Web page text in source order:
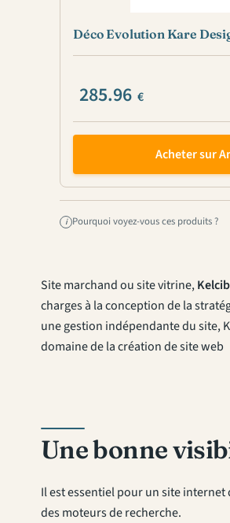
Déco Evolution Kare
285.96 €
Acheter sur
i Pourquoi voyez-vous ces produits ?
Site marchand ou site vitrine,
charges à la conception de la
une gestion indépendante du site,
domaine de la création de site web
Une bonne
Il est essentiel pour un site
des moteurs de recherche.